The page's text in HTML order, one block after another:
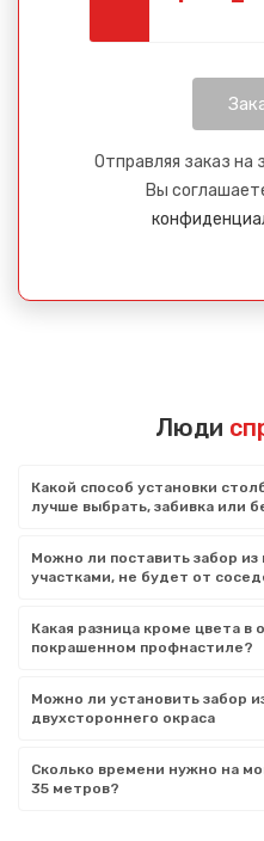
Отправляя заказ на
Вы
Люди
Какой способ установки
лучше выбрать, забивка или
Можно ли поставить забор
участками, не будет от
Какая разница кроме цвета в
покрашенном профнастиле?
Можно ли установить забор
двухстороннего окраса
Сколько времени нужно на
35 метров?